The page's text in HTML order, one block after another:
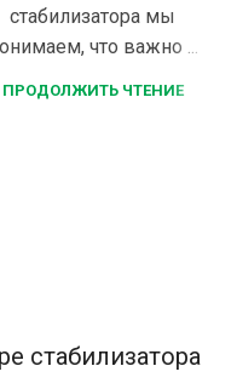
стабилизатора мы
что важно ...
ПРОДОЛЖИТЬ ЧТЕНИЕ
стабилизатора